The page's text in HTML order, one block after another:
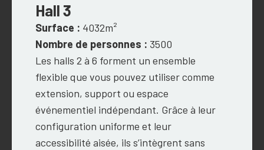
Hall 3
Surface : 4032m²
Nombre de personnes : 3500
Les halls 2 à 6 forment un ensemble
flexible que vous pouvez utiliser comme
extension, support ou espace
événementiel indépendant. Grâce à leur
configuration uniforme et leur
accessibilité aisée, ils s’intègrent sans